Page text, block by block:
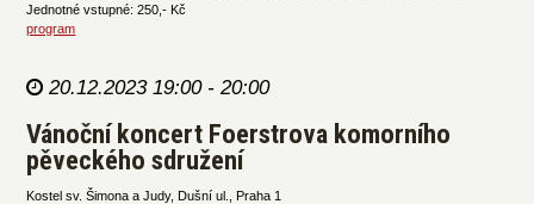
Jednotné vstupné: 250,- Kč
program
20.12.2023 19:00 - 20:00
Vánoční koncert Foerstrova komorního
pěveckého sdružení
Kostel sv. Šimona a Judy, Dušní ul., Praha 1